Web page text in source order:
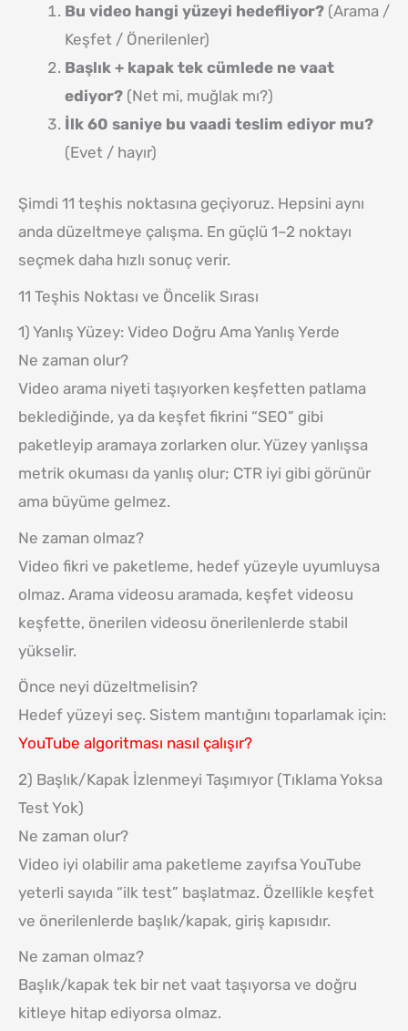
Bu video hangi yüzeyi hedefliyor? (Arama /
Keşfet / Önerilenler)
Başlık + kapak tek cümlede ne vaat
ediyor? (Net mi, muğlak mı?)
İlk 60 saniye bu vaadi teslim ediyor mu?
(Evet / hayır)
Şimdi 11 teşhis noktasına geçiyoruz. Hepsini aynı
anda düzeltmeye çalışma. En güçlü 1–2 noktayı
seçmek daha hızlı sonuç verir.
11 Teşhis Noktası ve Öncelik Sırası
1) Yanlış Yüzey: Video Doğru Ama Yanlış Yerde
Ne zaman olur?
Video arama niyeti taşıyorken keşfetten patlama
beklediğinde, ya da keşfet fikrini “SEO” gibi
paketleyip aramaya zorlarken olur. Yüzey yanlışsa
metrik okuması da yanlış olur; CTR iyi gibi görünür
ama büyüme gelmez.
Ne zaman olmaz?
Video fikri ve paketleme, hedef yüzeyle uyumluysa
olmaz. Arama videosu aramada, keşfet videosu
keşfette, önerilen videosu önerilenlerde stabil
yükselir.
Önce neyi düzeltmelisin?
Hedef yüzeyi seç. Sistem mantığını toparlamak için:
YouTube algoritması nasıl çalışır?
2) Başlık/Kapak İzlenmeyi Taşımıyor (Tıklama Yoksa
Test Yok)
Ne zaman olur?
Video iyi olabilir ama paketleme zayıfsa YouTube
yeterli sayıda “ilk test” başlatmaz. Özellikle keşfet
ve önerilenlerde başlık/kapak, giriş kapısıdır.
Ne zaman olmaz?
Başlık/kapak tek bir net vaat taşıyorsa ve doğru
kitleye hitap ediyorsa olmaz.